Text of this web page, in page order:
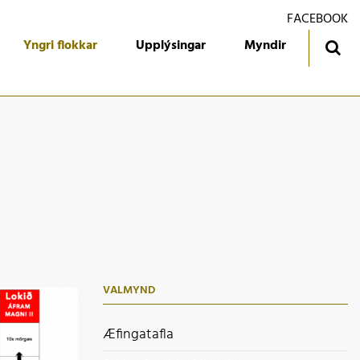
Yngri flokkar Upplýsingar Myndir
FACEBOOK
VALMYND
Æfingatafla